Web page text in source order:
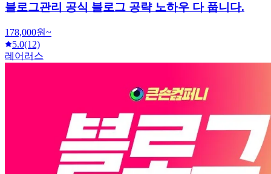
블로그관리 공식 블로그 공략 노하우 다 풉니다.
178,000원~
5.0(12)
레어러스